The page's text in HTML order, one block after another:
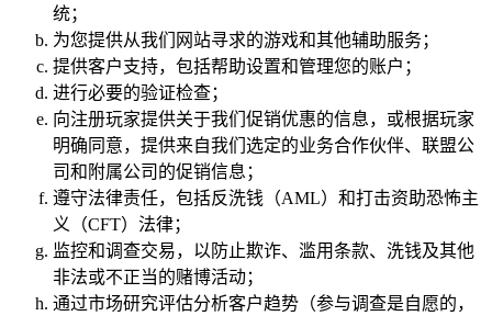
统；
为您提供从我们网站寻求的游戏和其他辅助服务；
提供客户支持，包括帮助设置和管理您的账户；
进行必要的验证检查；
向注册玩家提供关于我们促销优惠的信息，或根据玩家
明确同意，提供来自我们选定的业务合作伙伴、联盟公
司和附属公司的促销信息；
遵守法律责任，包括反洗钱（AML）和打击资助恐怖主
义（CFT）法律；
监控和调查交易，以防止欺诈、滥用条款、洗钱及其他
非法或不正当的赌博活动；
通过市场研究评估分析客户趋势（参与调查是自愿的，